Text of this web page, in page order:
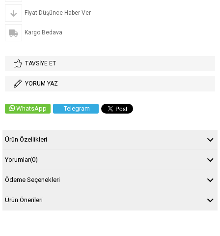
Fiyat Düşünce Haber Ver
Kargo Bedava
TAVSIYE ET
YORUM YAZ
WhatsApp Telegram
Ürün Özellikleri
Yorumlar(0)
Ödeme Seçenekleri
Ürün Önerileri